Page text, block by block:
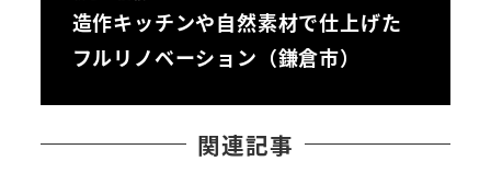
造作キッチンや自然素材で仕上げた
フルリノベーション（鎌倉市）
関連記事